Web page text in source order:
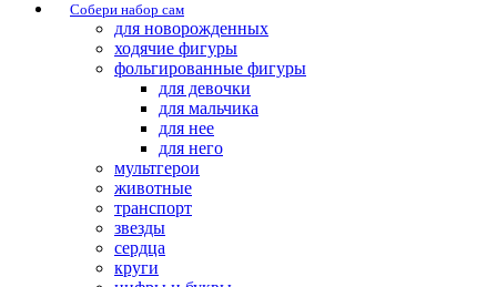
Собери набор сам
для новорожденных
ходячие фигуры
фольгированные фигуры
для девочки
для мальчика
для нее
для него
мультгерои
животные
транспорт
звезды
сердца
круги